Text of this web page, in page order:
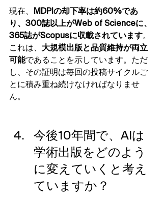
現在、 MDPIの却下率は約60%であ
り、300誌以上がWeb of Scienceに、
365誌がScopusに収載されています。
これは、 大規模出版と品質維持が両立
可能であることを示しています。ただ
し、その証明は毎回の投稿サイクルご
とに積み重ね続けなければなりませ
ん。
今後10年間で、AIは
学術出版をどのよう
に変えていくと考え
ていますか？